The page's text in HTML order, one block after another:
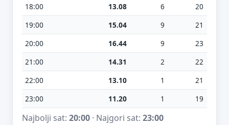
18:00
13.08 6
20
19:00
15.04 9
21
20:00
16.44 9
23
21:00
14.31 2
22
22:00
13.10 1
21
23:00
11.20 1 19
Najbolji sat: 20:00· Najgori sat: 23:00